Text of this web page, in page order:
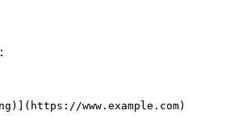
]( https://www.example.com)